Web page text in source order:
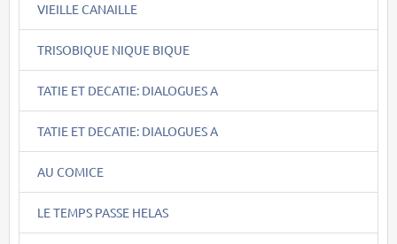
VIEILLE CANAILLE
TRISOBIQUE NIQUE BIQUE
TATIE ET DECATIE: DIALOGUES A
TATIE ET DECATIE: DIALOGUES A
AU COMICE
LE TEMPS PASSE HELAS